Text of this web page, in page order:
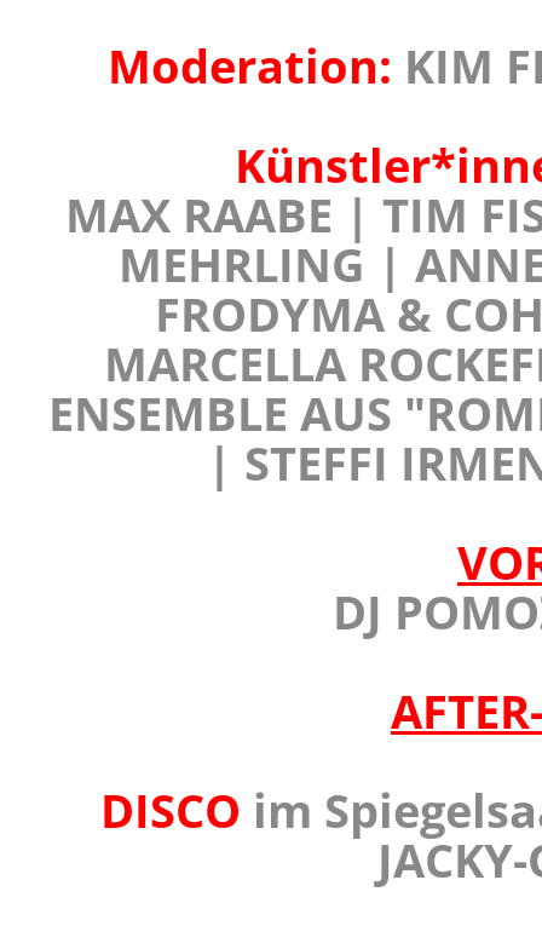
Moderation: KIM
MAX RAABE | TIM
MEHRLING |
FRODYMA &
MARCELLA
ENSEMBLE AUS
| STEFFI
DJ
DISCO im